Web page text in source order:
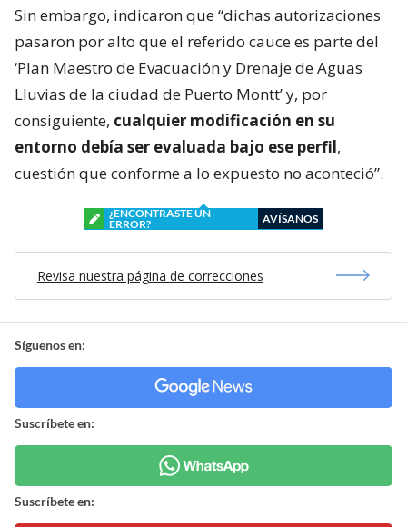
Sin embargo, indicaron que “dichas autorizaciones
pasaron por alto que el referido cauce es parte del
‘Plan Maestro de Evacuación y Drenaje de Aguas
Lluvias de la ciudad de Puerto Montt’ y, por
consiguiente, cualquier modificación en su
entorno debía ser evaluada bajo ese perfil,
cuestión que conforme a lo expuesto no aconteció”.
¿ENCONTRASTE UN
ERROR?
AVÍSANOS
Revisa nuestra página de correcciones
Síguenos en:
Suscríbete en:
Suscríbete en: